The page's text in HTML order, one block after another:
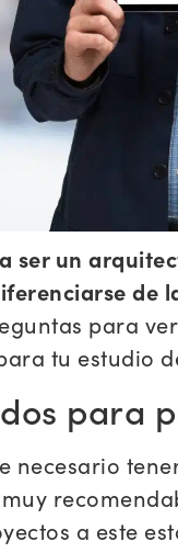
ser un
de
para
tu estudio
para
necesario
a este